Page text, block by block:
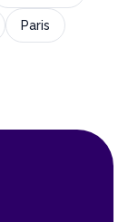
Paris